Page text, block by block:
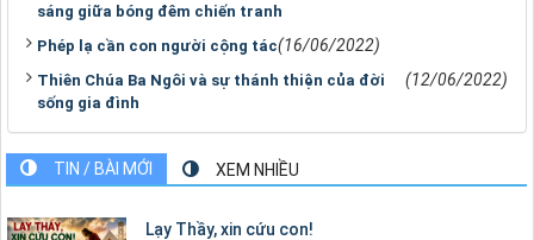
sáng giữa bóng đêm chiến tranh
Phép lạ cần con người cộng tác(16/06/2022)
Thiên Chúa Ba Ngôi và sự thánh thiện của đời
sống gia đình
(12/06/2022)
TIN / BÀI MỚI XEM NHIỀU
Lạy Thầy, xin cứu con!